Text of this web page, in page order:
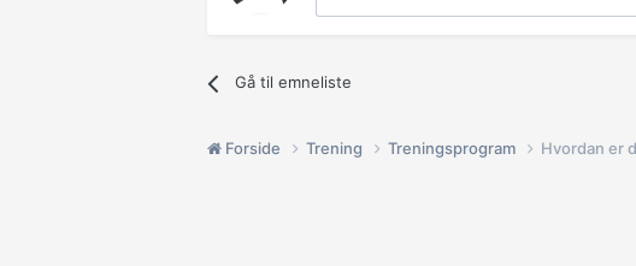
Gå til emneliste
Forside Trening Treningsprogram Hvordan er